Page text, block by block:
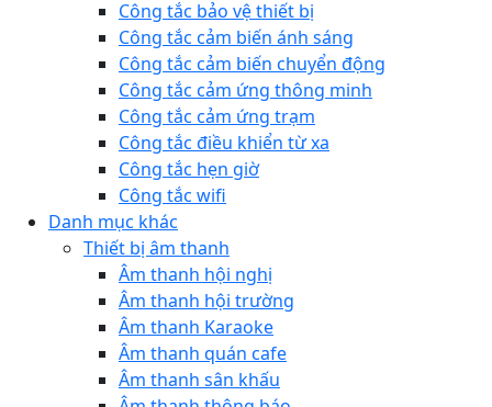
Công tắc bảo vệ thiết bị
Công tắc cảm biến ánh sáng
Công tắc cảm biến chuyển động
Công tắc cảm ứng thông minh
Công tắc cảm ứng trạm
Công tắc điều khiển từ xa
Công tắc hẹn giờ
Công tắc wifi
Danh mục khác
Thiết bị âm thanh
Âm thanh hội nghị
Âm thanh hội trường
Âm thanh Karaoke
Âm thanh quán cafe
Âm thanh sân khấu